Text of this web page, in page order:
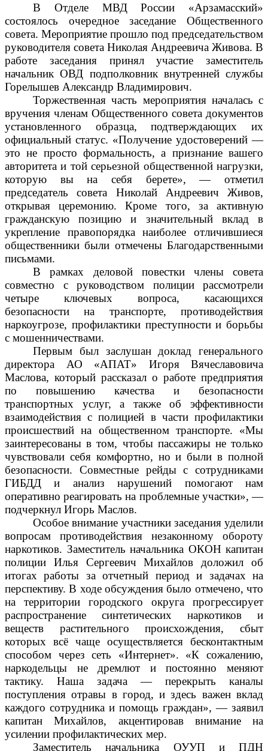
В Отделе МВД России «Арзамасский»
состоялось очередное заседание Общественного
совета. Мероприятие прошло под председательством
руководителя совета Николая Андреевича Живова. В
работе заседания принял участие заместитель
начальник ОВД подполковник внутренней службы
Горелышев Александр Владимирович.
Торжественная часть мероприятия началась с
вручения членам Общественного совета документов
установленного образца, подтверждающих их
официальный статус. «Получение удостоверений —
это не просто формальность, а признание вашего
авторитета и той серьезной общественной нагрузки,
которую вы на себя берете», — отметил
председатель совета Николай Андреевич Живов,
открывая церемонию. Кроме того, за активную
гражданскую позицию и значительный вклад в
укрепление правопорядка наиболее отличившиеся
общественники были отмечены Благодарственными
письмами.
В рамках деловой повестки члены совета
совместно с руководством полиции рассмотрели
четыре ключевых вопроса, касающихся
безопасности на транспорте, противодействия
наркоугрозе, профилактики преступности и борьбы
с мошенничествами.
Первым был заслушан доклад генерального
директора АО «АПАТ» Игоря Вячеславовича
Маслова, который рассказал о работе предприятия
по повышению качества и безопасности
транспортных услуг, а также об эффективности
взаимодействия с полицией в части профилактики
происшествий на общественном транспорте. «Мы
заинтересованы в том, чтобы пассажиры не только
чувствовали себя комфортно, но и были в полной
безопасности. Совместные рейды с сотрудниками
ГИБДД и анализ нарушений помогают нам
оперативно реагировать на проблемные участки», —
подчеркнул Игорь Маслов.
Особое внимание участники заседания уделили
вопросам противодействия незаконному обороту
наркотиков. Заместитель начальника ОКОН капитан
полиции Илья Сергеевич Михайлов доложил об
итогах работы за отчетный период и задачах на
перспективу. В ходе обсуждения было отмечено, что
на территории городского округа прогрессирует
распространение синтетических наркотиков и
веществ растительного происхождения, сбыт
которых всё чаще осуществляется бесконтактным
способом через сеть «Интернет». «К сожалению,
наркодельцы не дремлют и постоянно меняют
тактику. Наша задача — перекрыть каналы
поступления отравы в город, и здесь важен вклад
каждого сотрудника и помощь граждан», — заявил
капитан Михайлов, акцентировав внимание на
усилении профилактических мер.
Заместитель начальника ОУУП и ПДН